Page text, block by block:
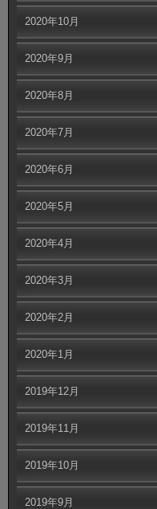
2020年10月
2020年9月
2020年8月
2020年7月
2020年6月
2020年5月
2020年4月
2020年3月
2020年2月
2020年1月
2019年12月
2019年11月
2019年10月
2019年9月